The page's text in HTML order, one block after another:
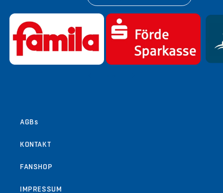
AGBs
KONTAKT
FANSHOP
IMPRESSUM